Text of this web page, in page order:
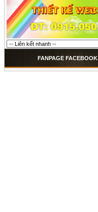
FANPAGE FACEBOOK